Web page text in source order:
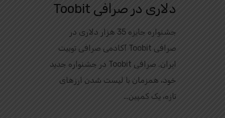
دلاری در صرافی Toobit
جشنواره جایزه 35 هزار دلاری در
صرافی Toobit آکادمی صرافی توبیت
ایران. صرافی Toobit در جشنواره جدید
خود، همزمان با لیست شدن ارزهای
تازه، یک کمپین…